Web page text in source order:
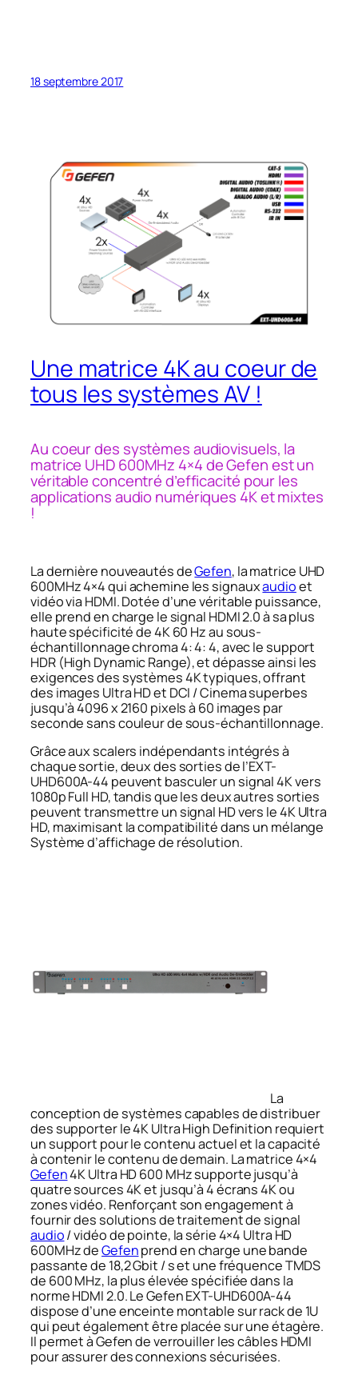
18 septembre 2017
Une matrice 4K au coeur de
tous les systèmes AV !
Au coeur des systèmes audiovisuels, la
matrice UHD 600MHz 4×4 de Gefen est un
véritable concentré d’efficacité pour les
applications audio numériques 4K et mixtes
!
La dernière nouveautés deGefen, la matrice UHD
600MHz 4×4 qui achemine les signauxaudioet
vidéo via HDMI. Dotée d’une véritable puissance,
elle prend en charge le signal HDMI 2.0 à sa plus
haute spécificité de 4K 60 Hz au sous-
échantillonnage chroma 4: 4: 4, avec le support
HDR (High Dynamic Range), et dépasse ainsi les
exigences des systèmes 4K typiques, offrant
des images Ultra HD et DCI / Cinema superbes
jusqu’à 4096 x 2160 pixels à 60 images par
seconde sans couleur de sous-échantillonnage.
Grâce aux scalers indépendants intégrés à
chaque sortie, deux des sorties de l’EXT-
UHD600A-44 peuvent basculer un signal 4K vers
1080p Full HD, tandis que les deux autres sorties
peuvent transmettre un signal HD vers le 4K Ultra
HD, maximisant la compatibilité dans un mélange
Système d’affichage de résolution.
La
conception de systèmes capables de distribuer
des supporter le 4K Ultra High Definition requiert
un support pour le contenu actuel et la capacité
à contenir le contenu de demain. La matrice 4×4
Gefen4K Ultra HD 600 MHz supporte jusqu’à
quatre sources 4K et jusqu’à 4 écrans 4K ou
zones vidéo. Renforçant son engagement à
fournir des solutions de traitement de signal
audio/ vidéo de pointe, la série 4×4 Ultra HD
600MHz deGefenprend en charge une bande
passante de 18,2 Gbit / s et une fréquence TMDS
de 600 MHz, la plus élevée spécifiée dans la
norme HDMI 2.0. Le Gefen EXT-UHD600A-44
dispose d’une enceinte montable sur rack de 1U
qui peut également être placée sur une étagère.
Il permet à Gefen de verrouiller les câbles HDMI
pour assurer des connexions sécurisées.